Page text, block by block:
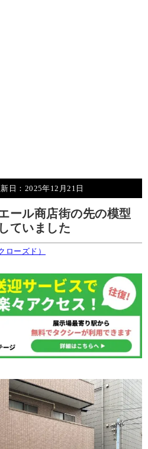
日： 2025年12月21日
ール商店街の先の模型
ていました
ローズド）